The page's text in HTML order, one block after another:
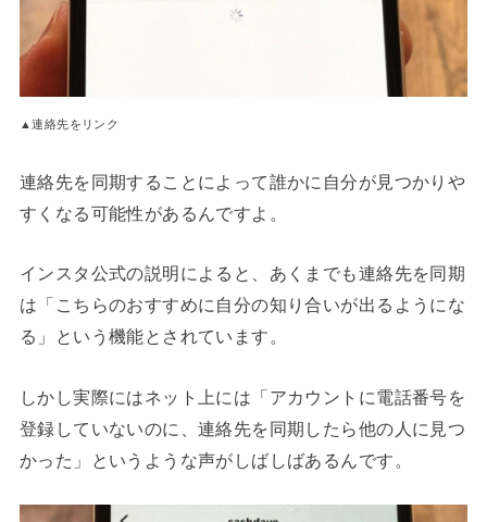
▲連絡先をリンク
連絡先を同期することによって誰かに自分が見つかりや
すくなる可能性があるんですよ。
インスタ公式の説明によると、あくまでも連絡先を同期
は「こちらのおすすめに自分の知り合いが出るようにな
る」という機能とされています。
しかし実際にはネット上には「アカウントに電話番号を
登録していないのに、連絡先を同期したら他の人に見つ
かった」というような声がしばしばあるんです。